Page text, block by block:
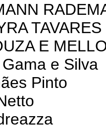
TAVARES
E
e Silva
Pinto